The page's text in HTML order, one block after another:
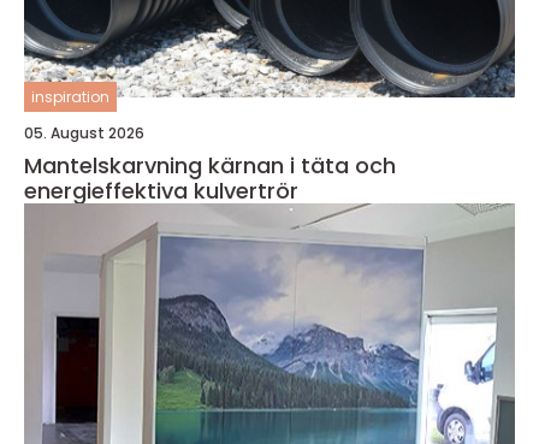
inspiration
05. August 2026
Mantelskarvning kärnan i täta och
energieffektiva kulvertrör